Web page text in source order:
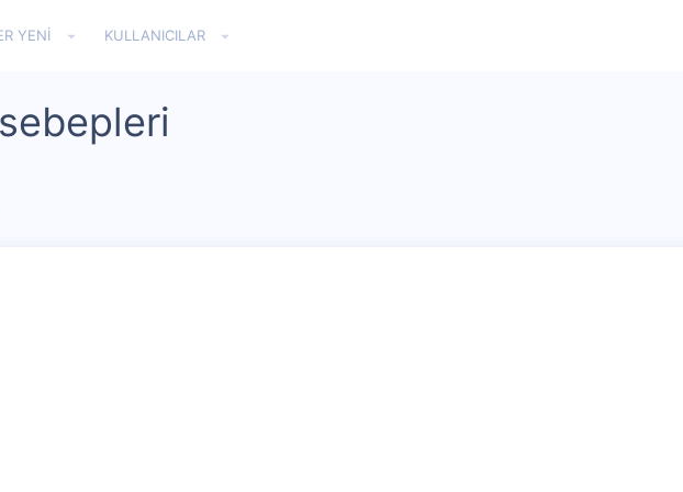
YENI KULLANICILAR